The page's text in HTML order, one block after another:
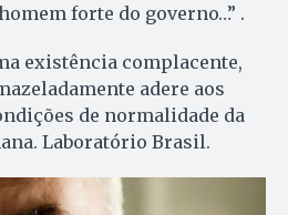
forte do governo…” .
existência complacente,
adere aos
de normalidade da
Laboratório Brasil.